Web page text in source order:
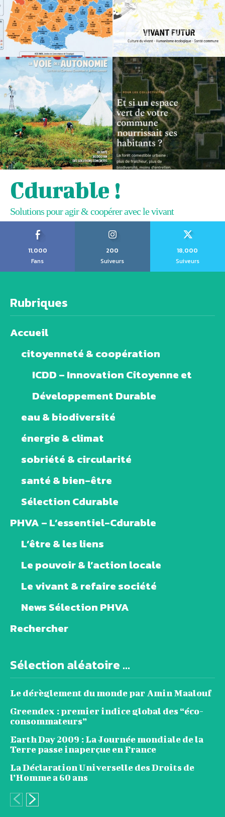
Cdurable !
Solutions pour agir & coopérer avec le vivant
11,000
Fans
200
Suiveurs
18,000
Suiveurs
Rubriques
Accueil
citoyenneté & coopération
ICDD – Innovation Citoyenne et
Développement Durable
eau & biodiversité
énergie & climat
sobriété & circularité
santé & bien-être
Sélection Cdurable
PHVA – L’essentiel-Cdurable
L’être & les liens
Le pouvoir & l’action locale
Le vivant & refaire société
News Sélection PHVA
Rechercher
Sélection aléatoire ...
Le dérèglement du monde par Amin Maalouf
Greendex : premier indice global des “éco-
consommateurs”
Earth Day 2009 : La Journée mondiale de la
Terre passe inaperçue en France
La Déclaration Universelle des Droits de
l’Homme a 60 ans